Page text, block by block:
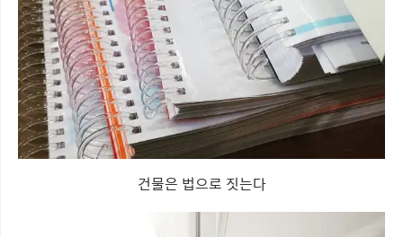
건물은 법으로 짓는다